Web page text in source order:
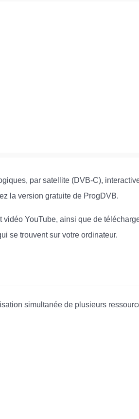
par satellite (DVB-C),
la version gratuite de ProgDVB.
YouTube, ainsi que de
se trouvent sur votre ordinateur.
simultanée de plusieurs